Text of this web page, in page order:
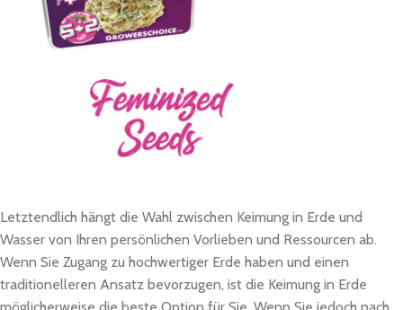
Letztendlich hängt die Wahl zwischen Keimung in Erde und
Wasser von Ihren persönlichen Vorlieben und Ressourcen ab.
Wenn Sie Zugang zu hochwertiger Erde haben und einen
traditionelleren Ansatz bevorzugen, ist die Keimung in Erde